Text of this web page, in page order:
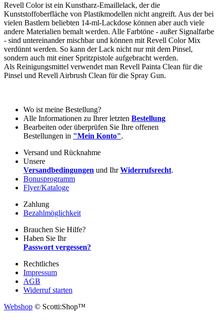
Revell Color ist ein Kunstharz-Emaillelack, der die
Kunststoffoberfläche von Plastikmodellen nicht angreift. Aus der bei
vielen Bastlern beliebten 14-ml-Lackdose können aber auch viele
andere Materialien bemalt werden. Alle Farbtöne - außer Signalfarbe
- sind untereinander mischbar und können mit Revell Color Mix
verdünnt werden. So kann der Lack nicht nur mit dem Pinsel,
sondern auch mit einer Spritzpistole aufgebracht werden.
Als Reinigungsmittel verwendet man Revell Painta Clean für die
Pinsel und Revell Airbrush Clean für die Spray Gun.
Wo ist meine Bestellung?
Alle Informationen zu Ihrer letzten Bestellung
Bearbeiten oder überprüfen Sie Ihre offenen
Bestellungen in "Mein Konto".
Versand und Rücknahme
Unsere
Versandbedingungen und IhrWiderrufsrecht.
Bonusprogramm
Flyer/Kataloge
Zahlung
Bezahlmöglichkeit
Brauchen Sie Hilfe?
Haben Sie Ihr
Passwort vergessen?
Rechtliches
Impressum
AGB
Widerruf starten
Webshop © Scotti:Shop™